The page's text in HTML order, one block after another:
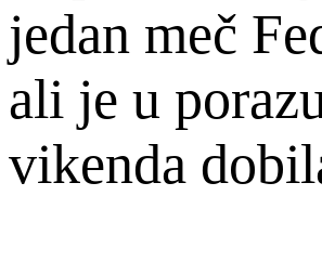
jedan meč
ali je u
vikenda